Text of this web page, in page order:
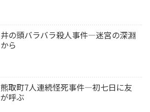
井の頭バラバラ殺人事件―迷宮の深淵
から
熊取町7人連続怪死事件―初七日に友
が呼ぶ